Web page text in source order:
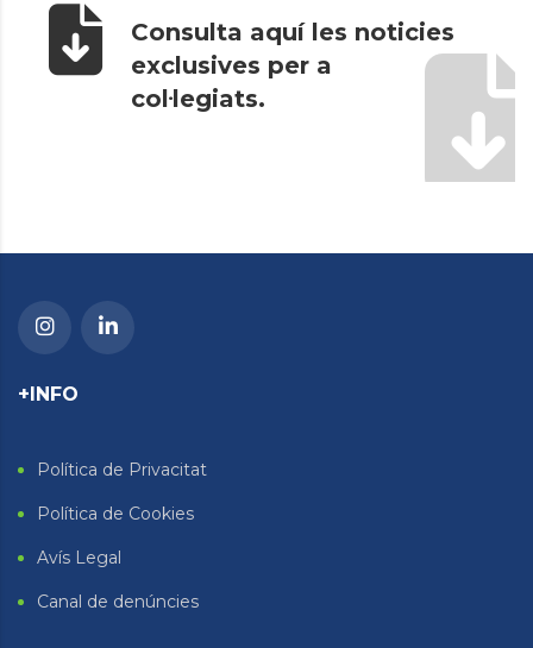
Consulta aquí les noticies
exclusives per a
col·legiats.
+INFO
Política de Privacitat
Política de Cookies
Avís Legal
Canal de denúncies